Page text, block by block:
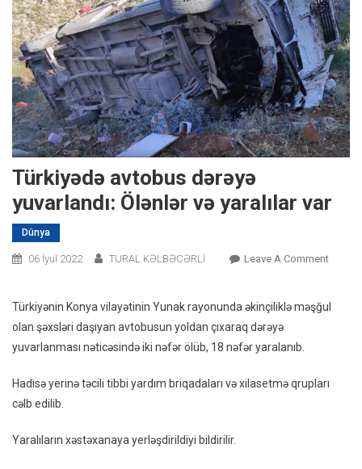
Türkiyədə avtobus dərəyə
yuvarlandı: Ölənlər və yaralılar var
Dünya
06 İyul 2022 TURAL KƏLBƏCƏRLİ Leave A CommentOn
Dərəyə
Türkiyənin Konya vilayətinin Yunak rayonunda əkinçiliklə məşğul
olan şəxsləri daşıyan avtobusun yoldan çıxaraq dərəyə
yuvarlanması nəticəsində iki nəfər ölüb, 18 nəfər yaralanıb.
Hadisə yerinə təcili tibbi yardım briqadaları və xilasetmə qrupları
cəlb edilib.
Yaralıların xəstəxanaya yerləşdirildiyi bildirilir.